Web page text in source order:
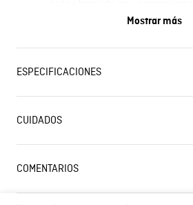
cualquier guardarropa moderno.
Algunas pantallas pueden alterar el
prenda.
Mostrar más
ESPECIFICACIONES
Lavado SIC
PROFESIONAL:
LAVADO: No lavar
CUERO
CUIDADOS
COMENTARIOS
Cargando el resumen…